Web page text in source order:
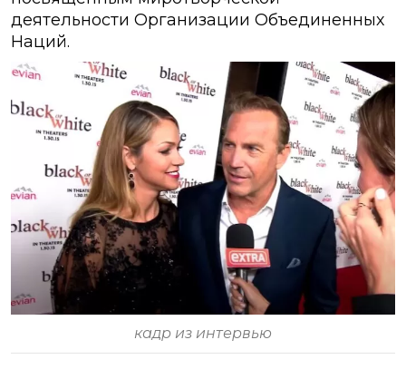
деятельности Организации Объединенных
Наций.
кадр из интервью